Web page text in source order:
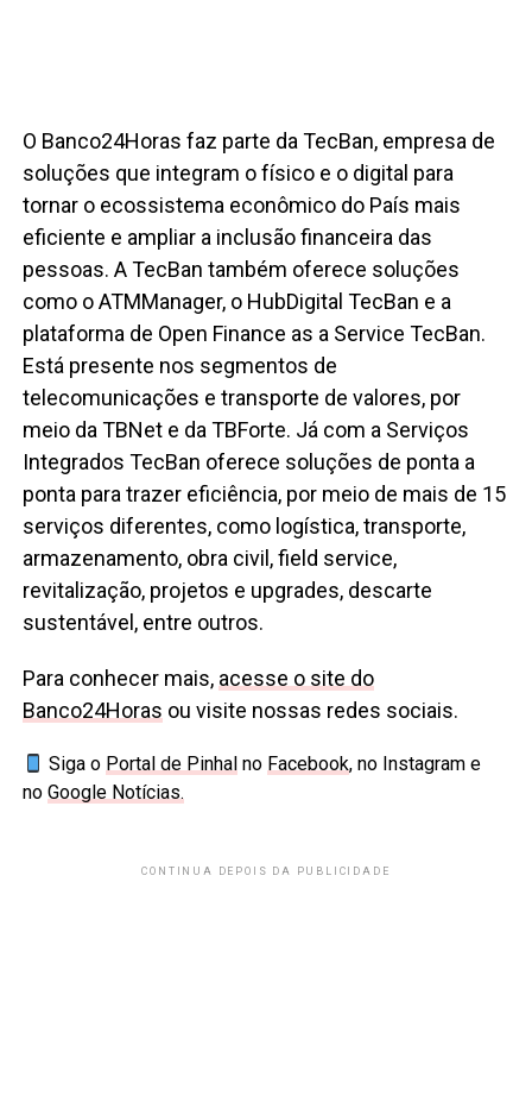
O Banco24Horas faz parte da TecBan, empresa de
soluções que integram o físico e o digital para
tornar o ecossistema econômico do País mais
eficiente e ampliar a inclusão financeira das
pessoas. A TecBan também oferece soluções
como o ATMManager, o HubDigital TecBan e a
plataforma de Open Finance as a Service TecBan.
Está presente nos segmentos de
telecomunicações e transporte de valores, por
meio da TBNet e da TBForte. Já com a Serviços
Integrados TecBan oferece soluções de ponta a
ponta para trazer eficiência, por meio de mais de 15
serviços diferentes, como logística, transporte,
armazenamento, obra civil, field service,
revitalização, projetos e upgrades, descarte
sustentável, entre outros.
Para conhecer mais, acesse o site do
Banco24Horas ou visite nossas redes sociais.
Siga o Portal de Pinhal no Facebook, no Instagram e
no Google Notícias.
CONTINUA DEPOIS DA PUBLICIDADE